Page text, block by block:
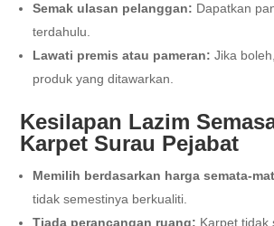
Semak ulasan pelanggan: Dapatkan
terdahulu.
Lawati premis atau pameran: Jika
produk yang ditawarkan.
Kesilapan Lazim
Karpet Surau Pejabat
Memilih berdasarkan harga semata-
tidak semestinya berkualiti.
Tiada perancangan ruang: Karpet tidak